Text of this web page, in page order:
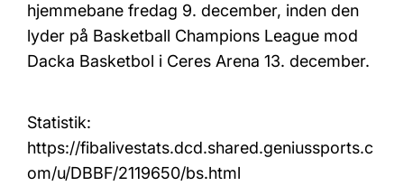
hjemmebane fredag 9. december, inden den
lyder på Basketball Champions League mod
Dacka Basketbol i Ceres Arena 13. december.
Statistik:
https://fibalivestats.dcd.shared.geniussports.c
om/u/DBBF/2119650/bs.html